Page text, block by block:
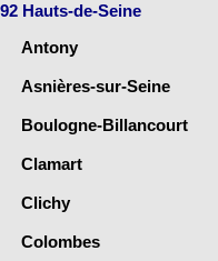
92 Hauts-de-Seine
Antony
Asnières-sur-Seine
Boulogne-Billancourt
Clamart
Clichy
Colombes